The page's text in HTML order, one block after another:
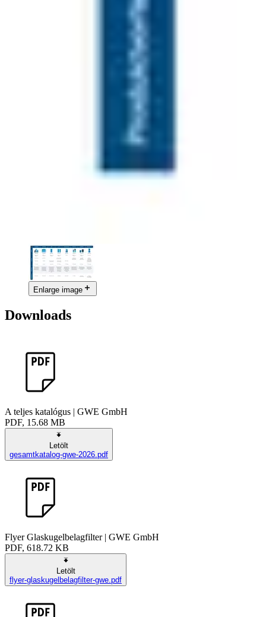
Enlarge image
Downloads
A teljes katalógus | GWE GmbH
PDF, 15.68 MB
Letölt
gesamtkatalog-gwe-2026.pdf
Flyer Glaskugelbelagfilter | GWE GmbH
PDF, 618.72 KB
Letölt
flyer-glaskugelbelagfilter-gwe.pdf